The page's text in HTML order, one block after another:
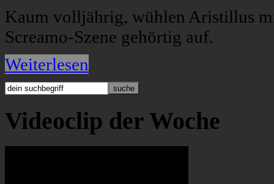
Kaum volljährig, wühlen Aristillus
Screamo-Szene gehörtig auf.
Weiterlesen
Videoclip der Woche